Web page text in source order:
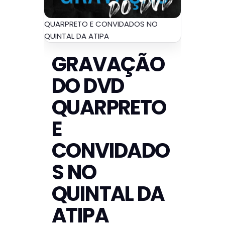
QUARPRETO E CONVIDADOS NO
QUINTAL DA ATIPA
GRAVAÇÃO
DO DVD
QUARPRETO
E
CONVIDADO
S NO
QUINTAL DA
ATIPA